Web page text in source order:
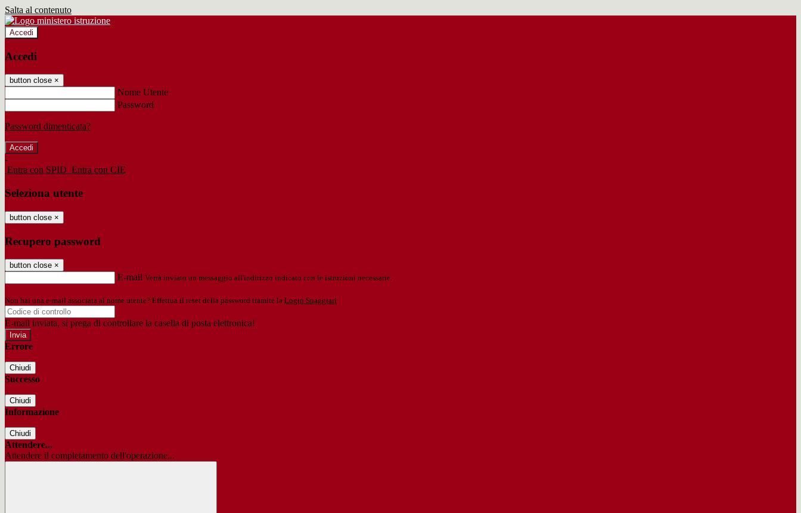
Salta al contenuto
Accedi
Accedi
button close ×
Nome Utente
Password
Password dimenticata?
-
Entra con SPID Entra con CIE
Seleziona utente
button close ×
Recupero password
button close ×
E-mail Verrà inviato un messaggio all'indirizzo indicato con le istruzioni necessarie.
Non hai una e-mail associata al nome utente? Effettua il reset della password tramite la Login Spaggiari
E-mail inviata, si prega di controllare la casella di posta elettronica!
Errore
Chiudi
Successo
Chiudi
Informazione
Chiudi
Attendere...
Attendere il completamento dell'operazione...